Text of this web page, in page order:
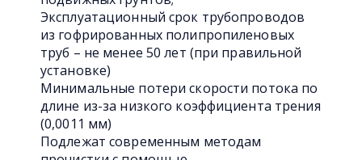
Эксплуатационный срок трубопроводов
из гофрированных полипропиленовых
труб – не менее 50 лет (при правильной
установке)
Минимальные потери скорости потока по
длине из-за низкого коэффициента трения
(0,0011 мм)
Подлежат современным методам